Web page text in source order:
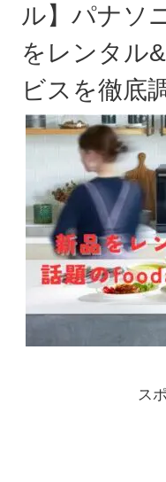
ル】パナソ
をレンタル
ビスを徹底
ス